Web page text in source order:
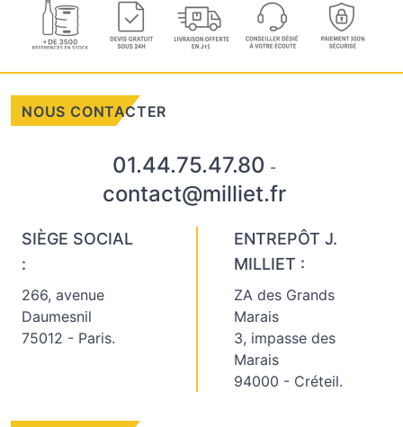
NOUS CONTACTER
01.44.75.47.80 -
contact@milliet.fr
SIÈGE SOCIAL
:
266, avenue
Daumesnil
75012 - Paris.
ENTREPÔT J.
MILLIET :
ZA des Grands
Marais
3, impasse des
Marais
94000 - Créteil.